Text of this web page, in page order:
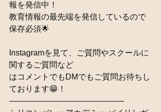
報を発信中！
教育情報の最先端を発信しているので
保存必須🌟
Instagramを見て、ご質問やスクールに
関するご質問など
はコメントでもDMでもご質問お待ちし
ております😁！
-——————————————